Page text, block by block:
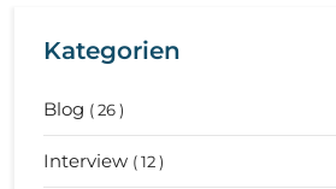
Kategorien
Blog ( 26 )
Interview ( 12 )